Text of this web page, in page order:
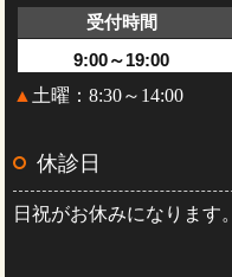
受付時間
9:00～19:00
▲ 土曜：8:30～14:00
休診日
日祝がお休みになります。